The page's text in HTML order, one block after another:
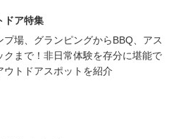
ドア特集
プ場、グランピングからBBQ、アス
クまで！非日常体験を存分に堪能で
ウトドアスポットを紹介